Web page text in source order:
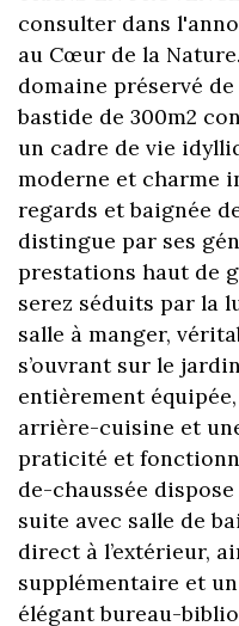
consulter dans
au Cœur de la
domaine préservé
bastide de 300m2
un cadre de vie
moderne et charme
regards et baignée
distingue par ses
prestations haut de
serez séduits par la
salle à manger,
s’ouvrant sur le
entièrement
arrière-cuisine et
praticité et
de-chaussée
suite avec salle de
direct à l’extérieur,
supplémentaire et
élégant bureau-